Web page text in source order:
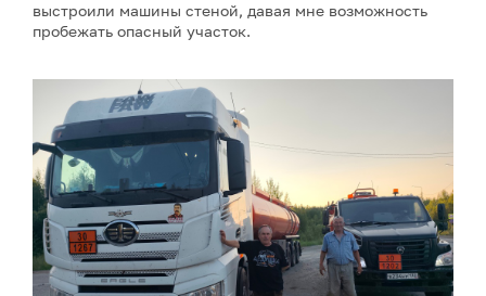
выстроили машины стеной, давая мне возможность
пробежать опасный участок.